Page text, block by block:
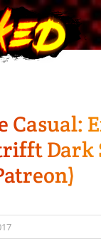
Casual:
Dark